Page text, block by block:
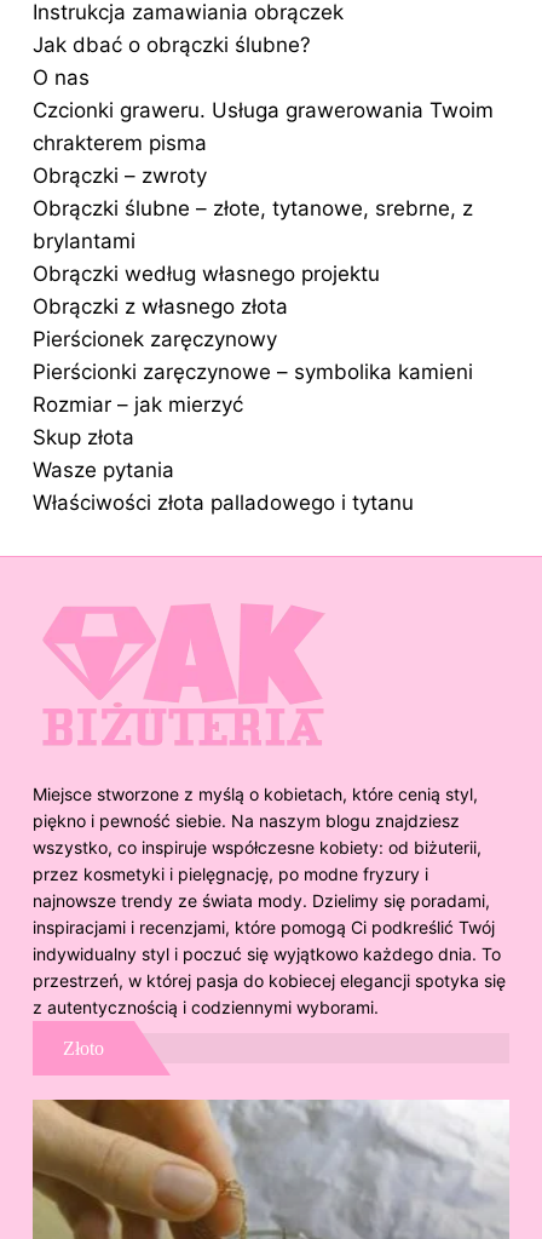
Instrukcja zamawiania obrączek
Jak dbać o obrączki ślubne?
O nas
Czcionki graweru. Usługa grawerowania Twoim
chrakterem pisma
Obrączki – zwroty
Obrączki ślubne – złote, tytanowe, srebrne, z
brylantami
Obrączki według własnego projektu
Obrączki z własnego złota
Pierścionek zaręczynowy
Pierścionki zaręczynowe – symbolika kamieni
Rozmiar – jak mierzyć
Skup złota
Wasze pytania
Właściwości złota palladowego i tytanu
Miejsce stworzone z myślą o kobietach, które cenią styl,
piękno i pewność siebie. Na naszym blogu znajdziesz
wszystko, co inspiruje współczesne kobiety: od biżuterii,
przez kosmetyki i pielęgnację, po modne fryzury i
najnowsze trendy ze świata mody. Dzielimy się poradami,
inspiracjami i recenzjami, które pomogą Ci podkreślić Twój
indywidualny styl i poczuć się wyjątkowo każdego dnia. To
przestrzeń, w której pasja do kobiecej elegancji spotyka się
z autentycznością i codziennymi wyborami.
Złoto